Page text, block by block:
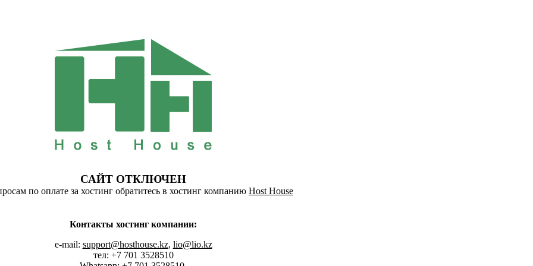
САЙТ ОТКЛЮЧЕН
по оплате за хостинг обратитесь в хостинг компанию Host House
Контакты хостинг компании:
e-mail: support@hosthouse.kz, lio@lio.kz
тел: +7 701 3528510